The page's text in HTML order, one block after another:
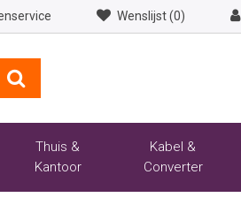
Wenslijst (0)
Thuis &
Kantoor
Kabel &
Converter